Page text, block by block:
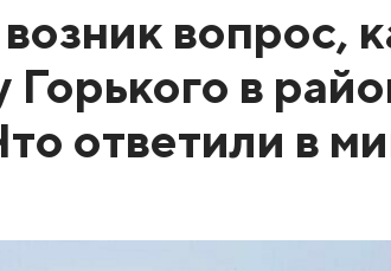
вопрос,
в
ответили в